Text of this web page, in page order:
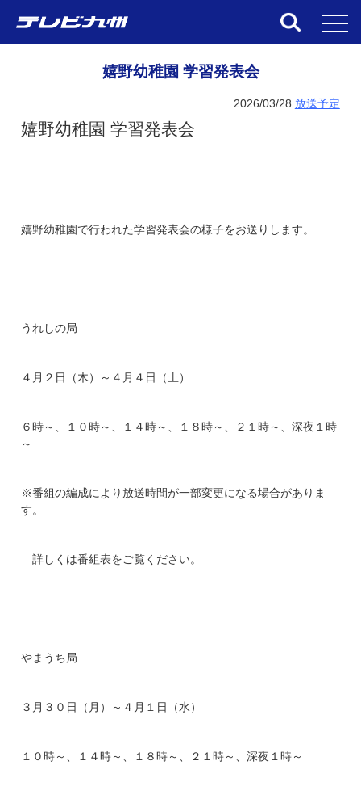
嬉野幼稚園 学習発表会
2026/03/28 放送予定
嬉野幼稚園 学習発表会
嬉野幼稚園で行われた学習発表会の様子をお送りします。
うれしの局
４月２日（木）～４月４日（土）
６時～、１０時～、１４時～、１８時～、２１時～、深夜１時
～
※番組の編成により放送時間が一部変更になる場合がありま
す。
詳しくは番組表をご覧ください。
やまうち局
３月３０日（月）～４月１日（水）
１０時～、１４時～、１８時～、２１時～、深夜１時～